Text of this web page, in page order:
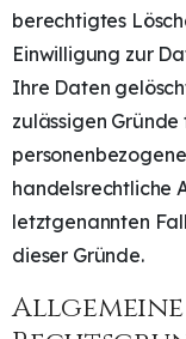
berechtigtes
Einwilligung zur
Ihre Daten
zulässigen
handelsrechtliche
letztgenannten
dieser Gründe.